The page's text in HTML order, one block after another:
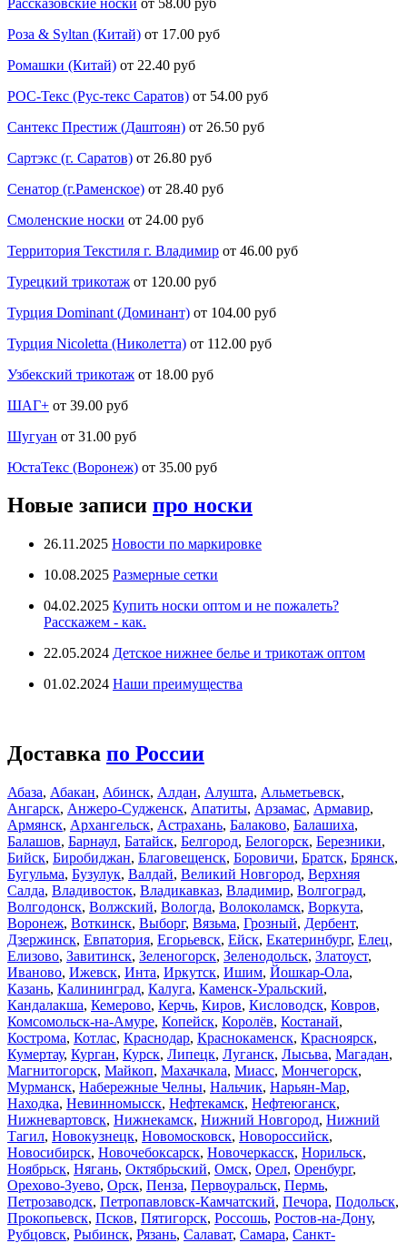
Роза & Syltan (Китай) от 17.00 руб
Ромашки (Китай) от 22.40 руб
РОС-Текс (Рус-текс Саратов) от 54.00 руб
Сантекс Престиж (Даштоян) от 26.50 руб
Сартэкс (г. Саратов) от 26.80 руб
Сенатор (г.Раменское) от 28.40 руб
Смоленские носки от 24.00 руб
Территория Текстиля г. Владимир от 46.00 руб
Турецкий трикотаж от 120.00 руб
Турция Dominant (Доминант) от 104.00 руб
Турция Nicoletta (Николетта) от 112.00 руб
Узбекский трикотаж от 18.00 руб
ШАГ+ от 39.00 руб
Шугуан от 31.00 руб
ЮстаТекс (Воронеж) от 35.00 руб
Новые записи про носки
26.11.2025 Новости по маркировке
10.08.2025 Размерные сетки
04.02.2025 Купить носки оптом и не пожалеть?
Расскажем - как.
22.05.2024 Детское нижнее белье и трикотаж оптом
01.02.2024 Наши преимущества
Доставка по России
Абаза, Абакан, Абинск, Алдан, Алушта, Альметьевск,
Ангарск, Анжеро-Судженск, Апатиты, Арзамас, Армавир,
Армянск, Архангельск, Астрахань, Балаково, Балашиха,
Балашов, Барнаул, Батайск, Белгород, Белогорск, Березники,
Бийск, Биробиджан, Благовещенск, Боровичи, Братск, Брянск,
Бугульма, Бузулук, Валдай, Великий Новгород, Верхняя
Салда, Владивосток, Владикавказ, Владимир, Волгоград,
Волгодонск, Волжский, Вологда, Волоколамск, Воркута,
Воронеж, Воткинск, Выборг, Вязьма, Грозный, Дербент,
Дзержинск, Евпатория, Егорьевск, Ейск, Екатеринбург, Елец,
Елизово, Завитинск, Зеленогорск, Зеленодольск, Златоуст,
Иваново, Ижевск, Инта, Иркутск, Ишим, Йошкар-Ола,
Казань, Калининград, Калуга, Каменск-Уральский,
Кандалакша, Кемерово, Керчь, Киров, Кисловодск, Ковров,
Комсомольск-на-Амуре, Копейск, Королёв, Костанай,
Кострома, Котлас, Краснодар, Краснокаменск, Красноярск,
Кумертау, Курган, Курск, Липецк, Луганск, Лысьва, Магадан,
Магнитогорск, Майкоп, Махачкала, Миасс, Мончегорск,
Мурманск, Набережные Челны, Нальчик, Нарьян-Мар,
Находка, Невинномысск, Нефтекамск, Нефтеюганск,
Нижневартовск, Нижнекамск, Нижний Новгород, Нижний
Тагил, Новокузнецк, Новомосковск, Новороссийск,
Новосибирск, Новочебоксарск, Новочеркасск, Норильск,
Ноябрьск, Нягань, Октябрьский, Омск, Орел, Оренбург,
Орехово-Зуево, Орск, Пенза, Первоуральск, Пермь,
Петрозаводск, Петропавловск-Камчатский, Печора, Подольск,
Прокопьевск, Псков, Пятигорск, Россошь, Ростов-на-Дону,
Рубцовск, Рыбинск, Рязань, Салават, Самара, Санкт-